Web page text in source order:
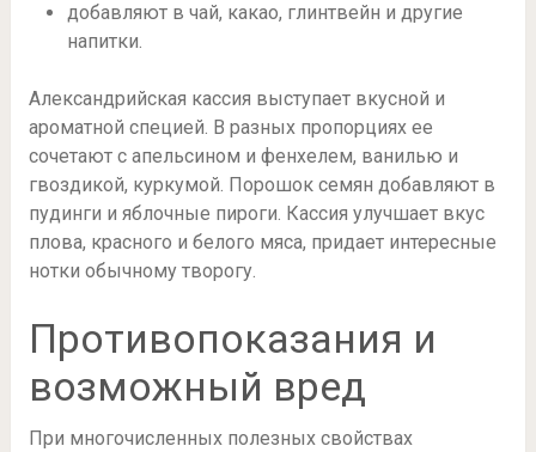
добавляют в чай, какао, глинтвейн и другие
напитки.
Александрийская кассия выступает вкусной и
ароматной специей. В разных пропорциях ее
сочетают с апельсином и фенхелем, ванилью и
гвоздикой, куркумой. Порошок семян добавляют в
пудинги и яблочные пироги. Кассия улучшает вкус
плова, красного и белого мяса, придает интересные
нотки обычному творогу.
Противопоказания и
возможный вред
При многочисленных полезных свойствах